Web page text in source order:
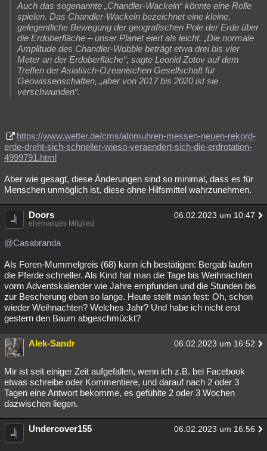
Auch das sogenannte „Chandler-Wackeln“ könnte eine Rolle
spielen. Das Chandler-Wackeln bezeichnet eine kleine,
gelegentliche Bewegung der geografischen Pole der Erde über
die Erdoberfläche – unser Planet eiert als leicht. „Die normale
Amplitude des Chandler-Wobble beträgt etwa drei bis vier
Meter an der Erdoberfläche“, sagte Leonid Zotov auf dem
Treffen der Asiatisch-Ozeanischen Gesellschaft für
Geowissenschaften, „aber von 2017 bis 2020 ist sie
verschwunden“.
https://www.wetter.de/cms/atomuhren-messen-neuen-rekord-
erde-dreht-sich-schneller-wieso-veraendert-sich-die-erdrotation-
4999791.html
Aber wie gesagt, diese Änderungen sind so minimal, dass es für
Menschen unmöglich ist, diese ohne Hilfsmittel wahrzunehmen.
Doors 06.02.2023 um 10:47
ehemaliges Mitglied
@Casabranda
Als Foren-Mummelgreis (68) kann ich bestätigen: Bergab laufen
die Pferde schneller. Als Kind hat man die Tage bis Weihnachten
vorm Adventskalender wie Jahre empfunden und die Stunden bis
zur Bescherung eben so lange. Heute stellt man fest: Oh, schon
wieder Weihnachten? Welches Jahr? Und habe ich nicht erst
gestern den Baum abgeschmückt?
Alek-Sandr 06.02.2023 um 16:52
Mir ist seit einiger Zeit aufgefallen, wenn ich z.B. bei Facebook
etwas schreibe oder Kommentiere, und darauf nach 2 oder 3
Tagen eine Antwort bekomme, es gefühlte 2 oder 3 Wochen
dazwischen liegen.
Undercover155 06.02.2023 um 16:56